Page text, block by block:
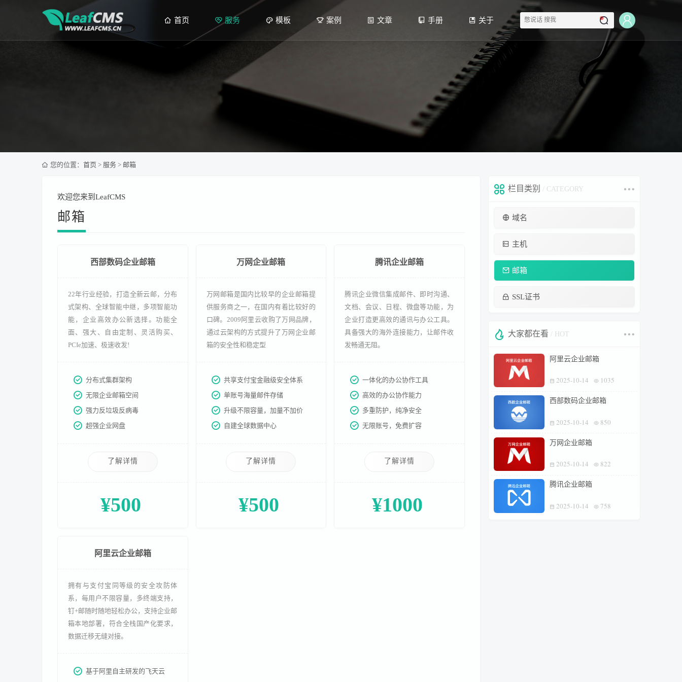
首页 服务 模板 案例 文章 手册 关于
您的位置： 首页 > 服务 > 邮箱
欢迎您来到LeafCMS
邮箱
西部数码企业邮箱
22年行业经验，打造全新云邮，分布
式架构、全球智能中继，多项智能功
能，企业高效办公新选择。功能全
面、强大、自由定制、灵活购买、
PCIe加速、极速收发!
分布式集群架构
无限企业邮箱空间
强力反垃圾反病毒
超强企业网盘
了解详情
¥500
万网企业邮箱
万网邮箱是国内比较早的企业邮箱提
供服务商之一，在国内有着比较好的
口碑。2009阿里云收购了万网品牌，
通过云架构的方式提升了万网企业邮
箱的安全性和稳定型
共享支付宝金融级安全体系
单账号海量邮件存储
升级不限容量，加量不加价
自建全球数据中心
了解详情
¥500
腾讯企业邮箱
腾讯企业微信集成邮件、即时沟通、
文档、会议、日程、微盘等功能，为
企业打造更高效的通讯与办公工具。
具备强大的海外连接能力，让邮件收
发畅通无阻。
一体化的办公协作工具
高效的办公协作能力
多重防护，纯净安全
无限账号，免费扩容
了解详情
¥1000
阿里云企业邮箱
拥有与支付宝同等级的安全攻防体
系，每用户不限容量，多终端支持，
钉+邮随时随地轻松办公，支持企业邮
箱本地部署，符合全栈国产化要求，
数据迁移无缝对接。
基于阿里自主研发的飞天云
栏目类别 / CATEGORY
域名
主机
邮箱
SSL证书
大家都在看 / HOT
阿里云企业邮箱
2025-10-14 1035
西部数码企业邮箱
2025-10-14 850
万网企业邮箱
2025-10-14 822
腾讯企业邮箱
2025-10-14 758